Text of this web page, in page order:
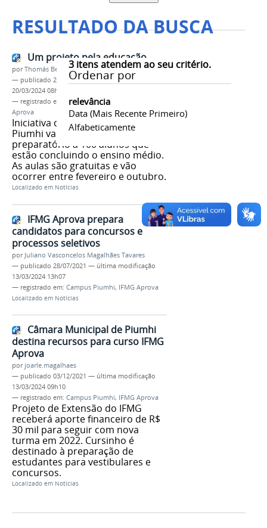
RESULTADO DA BUSCA
3itens atendem ao seu critério.
Ordenar por
relevância
Data (mais Recente Primeiro)
Alfabeticamente
Um projeto pela educação
porThomás Bertozzi de Oliveira e Sousa Leão
— publicado 23/01/2019 —última modificação
20/03/2024 08h26
— registrado em:
Extensão,Campus Piumhi
Aprova
Iniciativa do Campus Avançado
Piumhi vai oferecer curso
preparatório a 100 alunos que
estão concluindo o ensino médio.
As aulas são gratuitas e vão
ocorrer entre fevereiro e outubro.
Localizado em Notícias
IFMG Aprova prepara
candidatos para concursos e
processos seletivos
por Juliano Vasconcelos Magalhães Tavares
— publicado 28/07/2021 — última modificação
13/03/2024 13h07
— registrado em: Campus Piumhi, IFMG Aprova
Localizado em Notícias
Câmara Municipal de Piumhi
destina recursos para curso IFMG
Aprova
por joarle.magalhaes
— publicado 03/12/2021 — última modificação
13/03/2024 09h10
— registrado em: Campus Piumhi, IFMG Aprova
Projeto de Extensão do IFMG
receberá aporte financeiro de R$
30 mil para seguir com nova
turma em 2022. Cursinho é
destinado à preparação de
estudantes para vestibulares e
concursos.
Localizado em Notícias